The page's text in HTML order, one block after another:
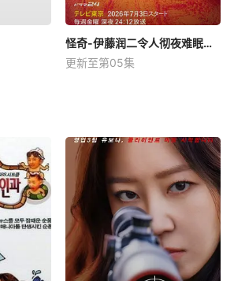
怪奇-伊藤润二令人彻夜难眠的奇异故事－
更新至第05集